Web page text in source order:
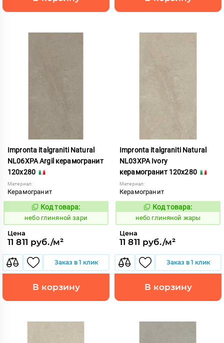
Impronta italgraniti Natural
NL06XPA Argil керамогранит
120x280
Материал:
Керамогранит
1111528
Код товара:
небо глиняной зари
Цена
11 811 руб./м²
Заказ в 1 клик
В корзину
Impronta italgraniti Natural
NL03XPA Ivory
керамогранит 120x280
Материал:
Керамогранит
1111525
Код товара:
небо глиняной жары
Цена
11 811 руб./м²
Заказ в 1 клик
В корзину